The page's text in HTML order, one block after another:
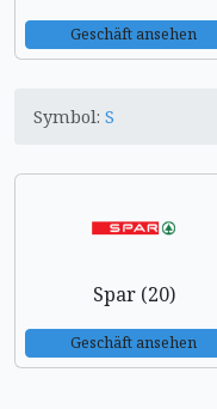
Geschäft ansehen
Symbol: S
Spar (20)
Geschäft ansehen